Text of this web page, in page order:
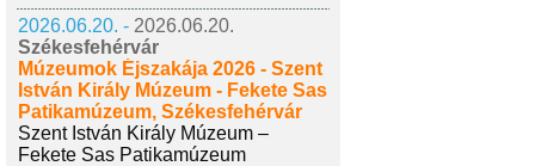
2026.06.20. - 2026.06.20.
Székesfehérvár
Múzeumok Éjszakája 2026 - Szent
István Király Múzeum - Fekete Sas
Patikamúzeum, Székesfehérvár
Szent István Király Múzeum –
Fekete Sas Patikamúzeum